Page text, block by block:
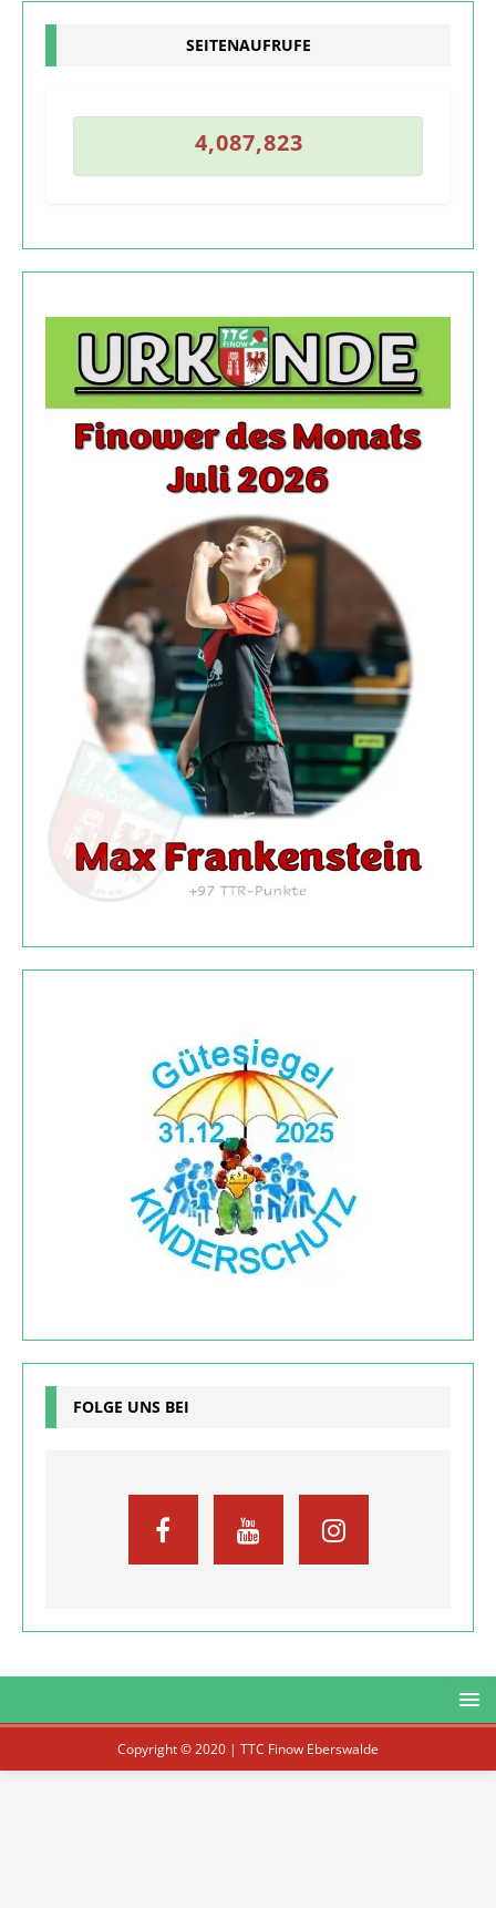
SEITENAUFRUFE
4
4
,
,
0
0
8
8
7
7
,
,
8
8
2
23
2
FOLGE UNS BEI
Copyright © 2020 | TTC Finow Eberswalde